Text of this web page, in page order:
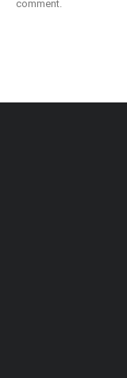
comment.